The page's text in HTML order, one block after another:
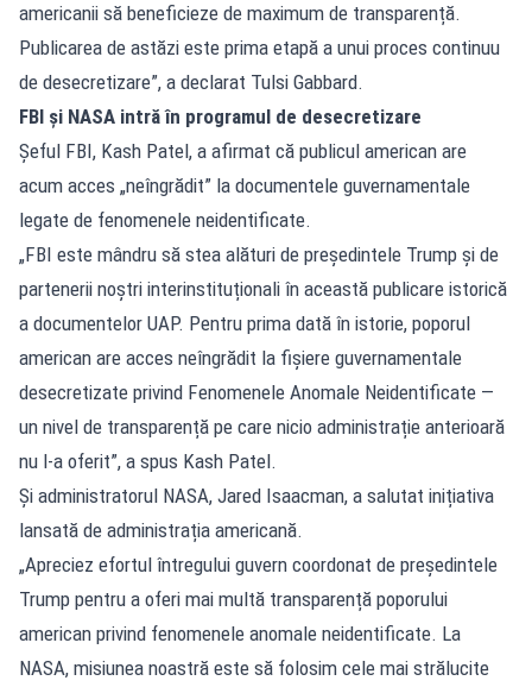
americanii să beneficieze de maximum de transparență.
Publicarea de astăzi este prima etapă a unui proces continuu
de desecretizare”, a declarat Tulsi Gabbard.
FBI și NASA intră în programul de desecretizare
Șeful FBI, Kash Patel, a afirmat că publicul american are
acum acces „neîngrădit” la documentele guvernamentale
legate de fenomenele neidentificate.
„FBI este mândru să stea alături de președintele Trump și de
partenerii noștri interinstituționali în această publicare istorică
a documentelor UAP. Pentru prima dată în istorie, poporul
american are acces neîngrădit la fișiere guvernamentale
desecretizate privind Fenomenele Anomale Neidentificate —
un nivel de transparență pe care nicio administrație anterioară
nu l-a oferit”, a spus Kash Patel.
Și administratorul NASA, Jared Isaacman, a salutat inițiativa
lansată de administrația americană.
„Apreciez efortul întregului guvern coordonat de președintele
Trump pentru a oferi mai multă transparență poporului
american privind fenomenele anomale neidentificate. La
NASA, misiunea noastră este să folosim cele mai strălucite